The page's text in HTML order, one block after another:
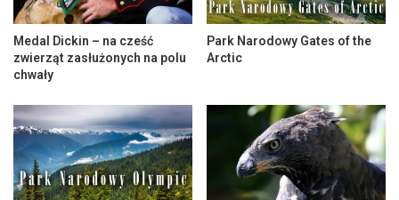
Medal Dickin – na cześć
zwierząt zasłużonych na polu
chwały
Park Narodowy Gates of the
Arctic